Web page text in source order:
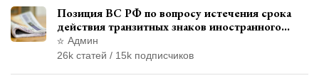
Позиция ВС РФ по вопросу истечения срока
действия транзитных знаков иностранного
государства и отсутствия состава
административного правонарушения
Админ
26k статей / 15k подписчиков